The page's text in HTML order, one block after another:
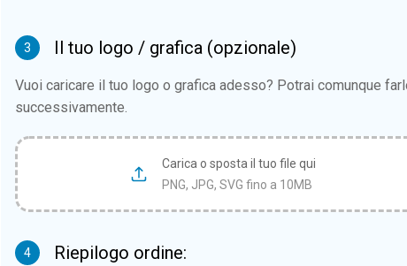
3 Il tuo logo / grafica (opzionale)
Vuoi caricare il tuo logo o grafica adesso? Potrai comunque
successivamente.
Carica o sposta il tuo file qui
PNG, JPG, SVG fino a 10MB
4 Riepilogo ordine: